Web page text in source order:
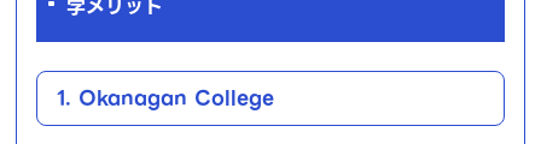
学メリット
1. Okanagan College